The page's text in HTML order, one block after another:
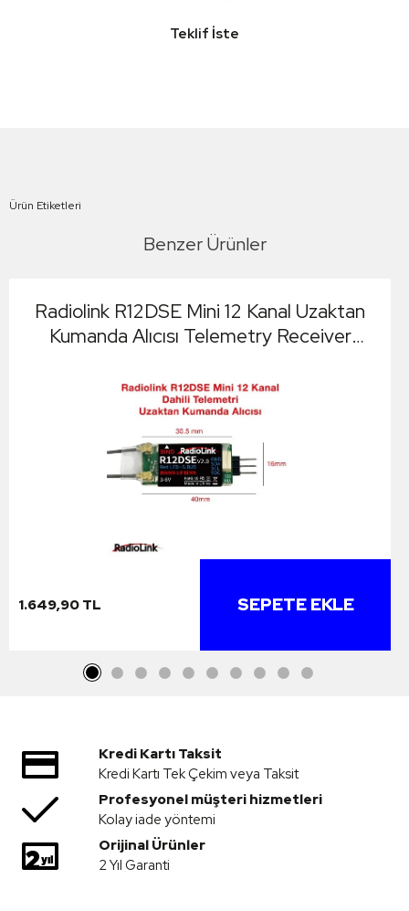
Teklif İste
Ürün Etiketleri
Benzer Ürünler
Radiolink R12DSE Mini 12 Kanal Uzaktan
Kumanda Alıcısı Telemetry Receiver
İle Uyumludur)
1.649,90 TL SEPETE EKLE
Kredi Kartı Taksit
Kredi Kartı Tek Çekim veya Taksit
Profesyonel müşteri hizmetleri
Kolay iade yöntemi
Orijinal Ürünler
2 Yıl Garanti